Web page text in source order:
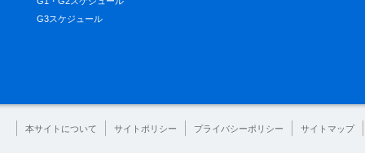
G3スケジュール
本サイトについて サイトポリシー プライバシーポリシー サイトマップ